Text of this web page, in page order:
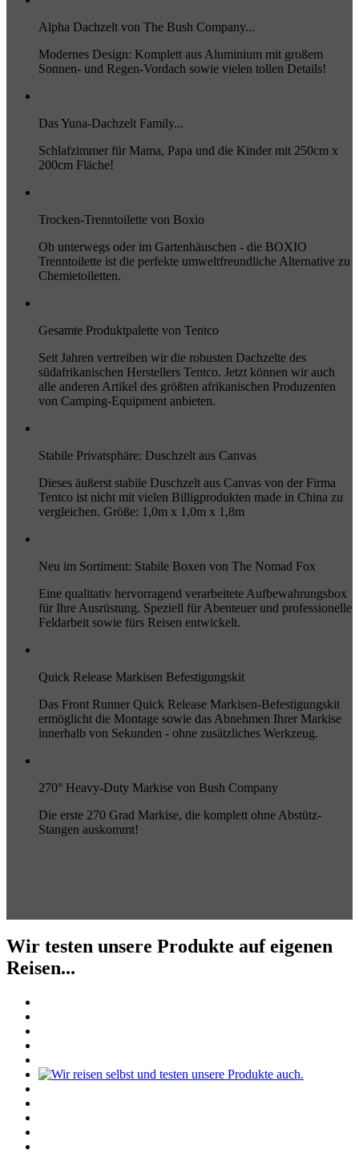
Alpha Dachzelt von The Bush Company...
Modernes Design: Komplett aus Aluminium mit großem
Sonnen- und Regen-Vordach sowie vielen tollen Details!
Das Yuna-Dachzelt Family...
Schlafzimmer für Mama, Papa und die Kinder mit 250cm x
200cm Fläche!
Trocken-Trenntoilette von Boxio
Ob unterwegs oder im Gartenhäuschen - die BOXIO
Trenntoilette ist die perfekte umweltfreundliche Alternative zu
Chemietoiletten.
Gesamte Produktpalette von Tentco
Seit Jahren vertreiben wir die robusten Dachzelte des
südafrikanischen Herstellers Tentco. Jetzt können wir auch
alle anderen Artikel des größten afrikanischen Produzenten
von Camping-Equipment anbieten.
Stabile Privatsphäre: Duschzelt aus Canvas
Dieses äußerst stabile Duschzelt aus Canvas von der Firma
Tentco ist nicht mit vielen Billigprodukten made in China zu
vergleichen. Größe: 1,0m x 1,0m x 1,8m
Neu im Sortiment: Stabile Boxen von The Nomad Fox
Eine qualitativ hervorragend verarbeitete Aufbewahrungsbox
für Ihre Ausrüstung. Speziell für Abenteuer und professionelle
Feldarbeit sowie fürs Reisen entwickelt.
Quick Release Markisen Befestigungskit
Das Front Runner Quick Release Markisen-Befestigungskit
ermöglicht die Montage sowie das Abnehmen Ihrer Markise
innerhalb von Sekunden - ohne zusätzliches Werkzeug.
270° Heavy-Duty Markise von Bush Company
Die erste 270 Grad Markise, die komplett ohne Abstütz-
Stangen auskommt!
Wir testen unsere Produkte auf eigenen
Reisen...